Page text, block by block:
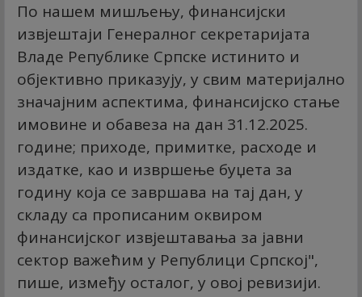
По нашем мишљењу, финансијски
извјештаји Генералног секретаријата
Владе Републике Српске истинито и
објективно приказују, у свим материјално
значајним аспектима, финансијско стање
имовине и обавеза на дан 31.12.2025.
године; приходе, примитке, расходе и
издатке, као и извршење буџета за
годину која се завршава на тај дан, у
складу са прописаним оквиром
финансијског извјештавања за јавни
сектор важећим у Републици Српској",
пише, између осталог, у овој ревизији.